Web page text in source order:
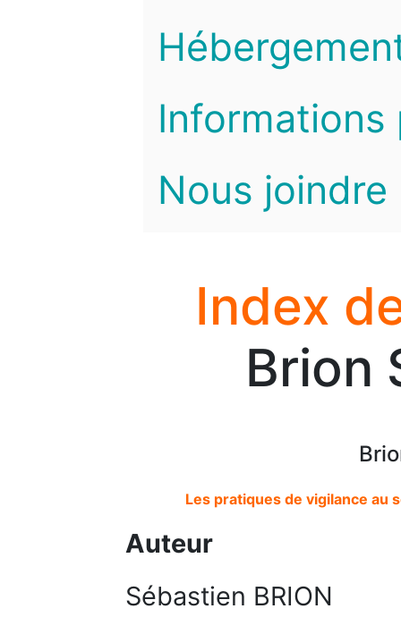
Informations
Nous joindre
Index
Brion
Les pratiques de vigilance au
Auteur
Sébastien BRION